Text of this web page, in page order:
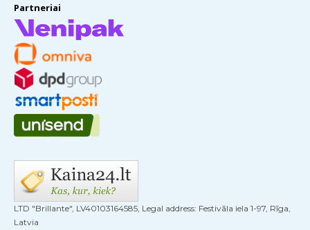
Partneriai
LTD "Brillante", LV40103164585, Legal address: Festivāla iela 1-97, Rīga,
Latvia